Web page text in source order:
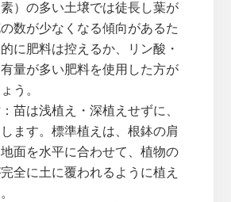
）の多い土壌では徒長し葉が
数が少なくなる傾向があるた
に肥料は控えるか、リン酸・
量が多い肥料を使用した方が
う。
：苗は浅植え・深植えせずに、
ます。標準植えは、根鉢の肩
面を水平に合わせて、植物の
全に土に覆われるように植え